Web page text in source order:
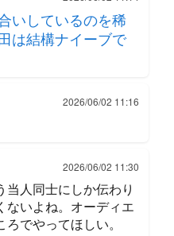
いしているのを稀
は結構ナイーブで
2026/06/02 11:16
2026/06/02 11:30
人同士にしか伝わり
ないよね。オーディエ
でやってほしい。